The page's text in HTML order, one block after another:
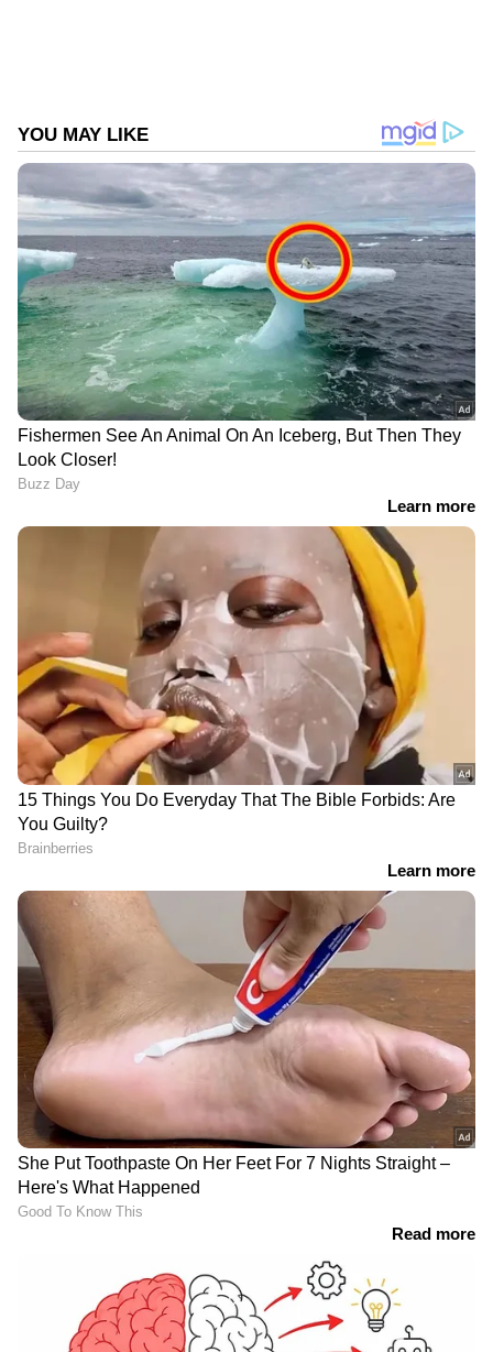
DOWNLOAD APP
Kerala
അറിയാൻ എപ്പോഴും ഏഷ്യാനെറ്റ്
ന്യൂസ് വാർത്തകൾ. Malayalam News
തത്സമയ അപ്‌ഡേറ്റുകളും ആഴത്തിലുള്ള
വിശകലനവും സമഗ്രമായ റിപ്പോർട്ടിംഗും —
എല്ലാം ഒരൊറ്റ സ്ഥലത്ത്. ഏത് സമയത്തും,
എവിടെയും വിശ്വസനീയമായ വാർത്തകൾ
ലഭിക്കാൻAsianet News Malayalam
RECOMMENDED STORIES